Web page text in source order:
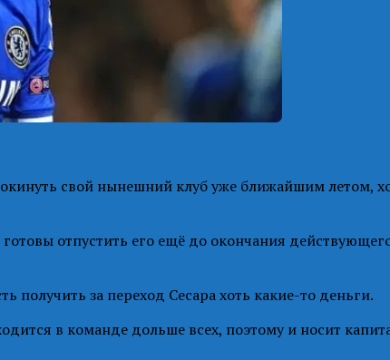
свой нынешний клуб уже ближайшим летом,
отпустить его ещё до окончания
за переход Сесара хоть какие-то деньги.
в команде дольше всех, поэтому и носит